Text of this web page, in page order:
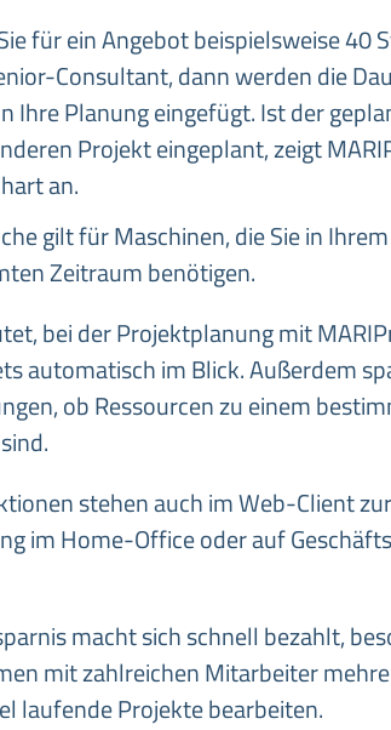
für ein Angebot beispielsweise 40
Consultant, dann werdendie
Ihre Planung eingefügt. Ist der
Projekt eingeplant, zeigt
an.
gilt für Maschinen, die Sie in
Zeitraum benötigen.
bei der Projektplanung mit
automatisch im Blick. Außerdem
ob Ressourcen zu einem
stehen auch im Web-Client
im Home-Office oder auf
macht sich schnell bezahlt,
mit zahlreichen Mitarbeiter
laufende Projekte bearbeiten.